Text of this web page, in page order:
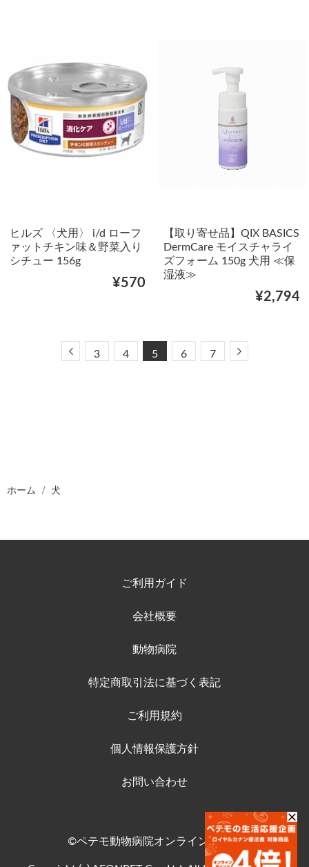
ヒルズ 〈犬用〉 i/d ローフ
ァットチキン味＆野菜入り
シチュー 156g
¥570
【取り寄せ品】QIX BASICS
DermCare モイスチャライ
ズフォーム 150g 犬用 ≪保
湿液≫
¥2,794
Previous
3 4 5 6 7 Next
ホーム 犬
ご利用ガイド
会社概要
動物病院
特定商取引法に基づく表記
ご利用規約
個人情報保護方針
お問い合わせ
©ペテモ動物病院オンラインストア